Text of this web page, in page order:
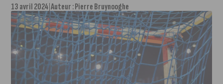
13 avril 2024 Auteur :Pierre Bruynooghe